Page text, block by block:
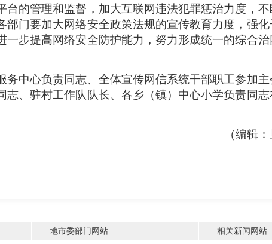
的管理和监督，加大互联网违法犯罪惩治力度，
门要加大网络安全政策法规的宣传教育力度，强
步提高网络安全防护能力，努力形成统一的综合
中心负责同志、全体宣传网信系统干部职工参加主
、驻村工作队队长、各乡（镇）中心小学负责同
（编辑
地市委部门网站 相关新闻网站